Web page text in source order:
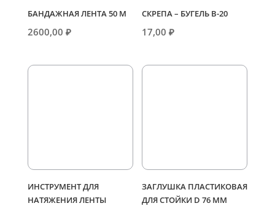
БАНДАЖНАЯ ЛЕНТА 50 М
2600,00 ₽
СКРЕПА – БУГЕЛЬ В-20
17,00₽
ИНСТРУМЕНТ ДЛЯ
НАТЯЖЕНИЯ ЛЕНТЫ
ЗАГЛУШКА ПЛАСТИКОВАЯ
ДЛЯ СТОЙКИ D 76 ММ